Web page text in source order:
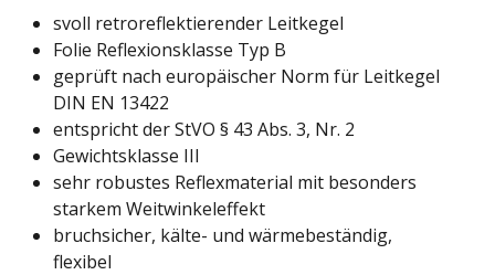
svoll retroreflektierender Leitkegel
Folie Reflexionsklasse Typ B
geprüft nach europäischer Norm für Leitkegel
DIN EN 13422
entspricht der StVO § 43 Abs. 3, Nr. 2
Gewichtsklasse III
sehr robustes Reflexmaterial mit besonders
starkem Weitwinkeleffekt
bruchsicher, kälte- und wärmebeständig,
flexibel